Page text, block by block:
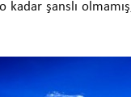
kadar şanslı